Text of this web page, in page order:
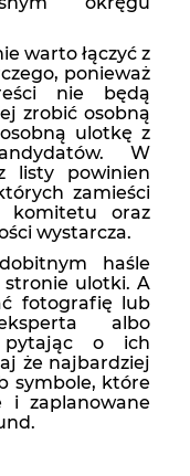
warto łączyć z
ponieważ
nie będą
zrobić osobną
ulotkę z
W
listy powinien
zamieści
komitetu oraz
wystarcza.
haśle
stronie ulotki. A
fotografię lub
albo
pytając o ich
że najbardziej
symbole, które
i zaplanowane